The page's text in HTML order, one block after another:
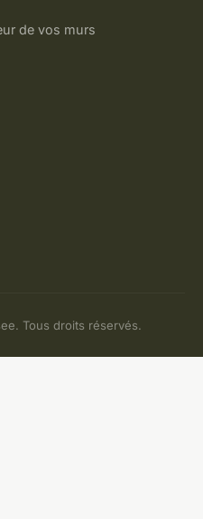
de vos murs
Tous droits réservés.